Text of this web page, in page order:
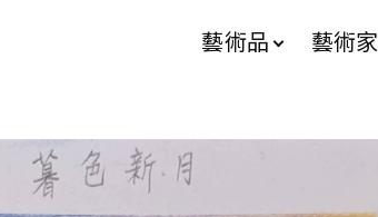
藝術品 藝術家